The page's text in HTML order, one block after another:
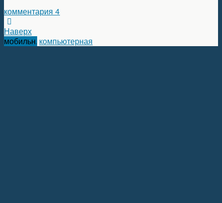
комментария 4
Наверх
мобильн. компьютерная